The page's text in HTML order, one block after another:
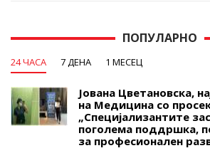
ПОПУЛАРНО
24 ЧАСА 7 ДЕНА 1 МЕСЕЦ
Јована Цветановска,
на Медицина со
„Специјализантите
поголема поддршка,
за професионален